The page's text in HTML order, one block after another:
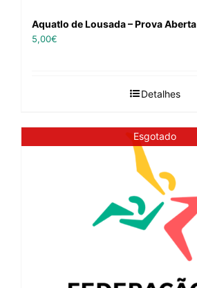
Aquatlo de Lousada – Prova Aberta
5,00€
Detalhes
Esgotado